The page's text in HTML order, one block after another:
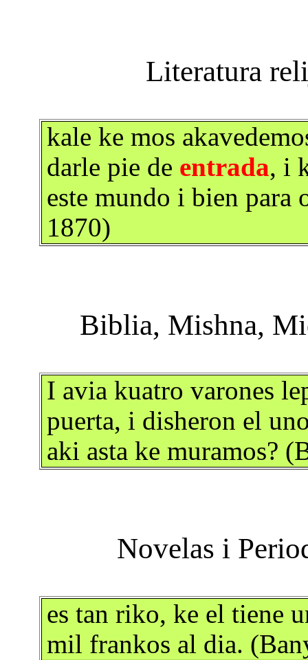
kale ke mos
darle pie de entrada, i
este mundo i bien para
1870)
I avia kuatro varones
puerta, i disheron el
aki asta ke muramos?
es tan riko, ke el tiene
mil frankos al dia.